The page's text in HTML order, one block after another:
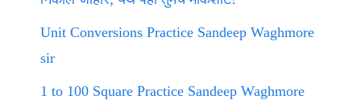
Unit Conversions Practice Sandeep Waghmore
sir
1 to 100 Square Practice Sandeep Waghmore